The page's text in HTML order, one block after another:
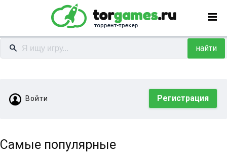
найти
Войти Регистрация
Самые популярные